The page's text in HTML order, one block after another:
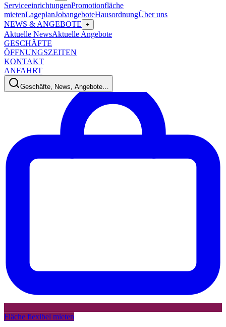
ServiceeinrichtungenPromotionfläche
mietenLageplanJobangeboteHausordnungÜber uns
NEWS & ANGEBOTE +
Aktuelle NewsAktuelle Angebote
GESCHÄFTE
ÖFFNUNGSZEITEN
KONTAKT
ANFAHRT
Geschäfte, News, Angebote…
Fläche flexibel mieten